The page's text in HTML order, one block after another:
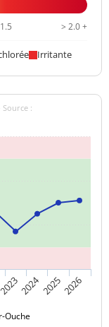
1.5 > 2.0 +
Irritante
:
Ouche
2023202420252026